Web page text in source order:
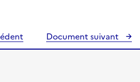
Document suivant